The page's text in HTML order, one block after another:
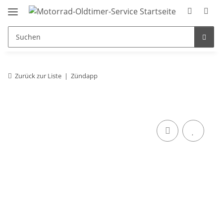
Zurück zur Liste Zündapp